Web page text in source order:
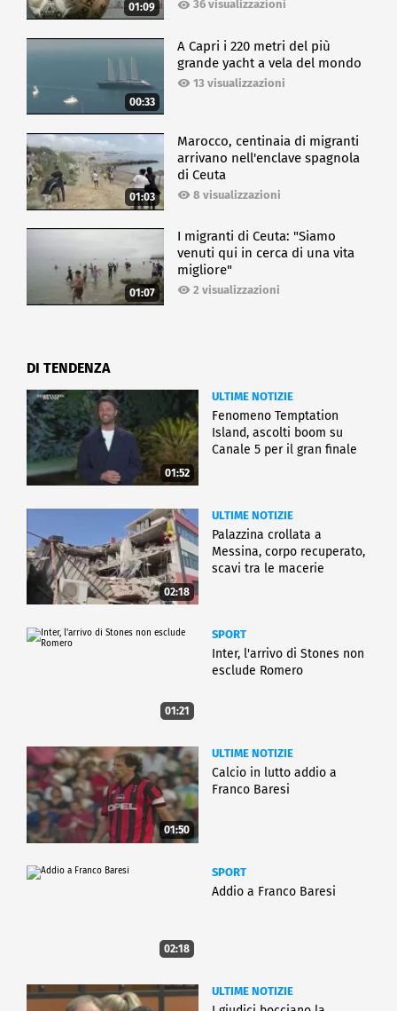
01:09 36 visualizzazioni
00:33
A Capri i 220 metri del più
grande yacht a vela del mondo
13 visualizzazioni
01:03
Marocco, centinaia di migranti
arrivano nell'enclave spagnola
di Ceuta
8 visualizzazioni
01:07
I migranti di Ceuta: "Siamo
venuti qui in cerca di una vita
migliore"
2 visualizzazioni
DI TENDENZA
01:52
ULTIME NOTIZIE
Fenomeno Temptation
Island, ascolti boom su
Canale 5 per il gran finale
02:18
ULTIME NOTIZIE
Palazzina crollata a
Messina, corpo recuperato,
scavi tra le macerie
01:21
SPORT
Inter, l'arrivo di Stones non
esclude Romero
01:50
ULTIME NOTIZIE
Calcio in lutto addio a
Franco Baresi
02:18
SPORT
Addio a Franco Baresi
ULTIME NOTIZIE